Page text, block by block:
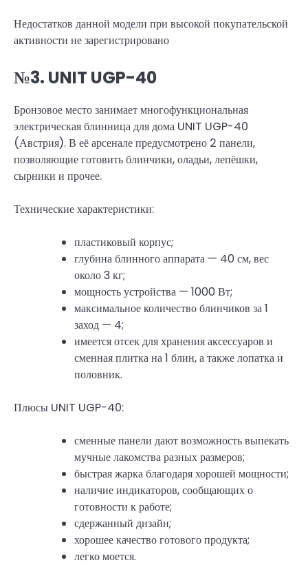
Недостатков данной модели при высокой покупательской
активности не зарегистрировано
№3. UNIT UGP-40
Бронзовое место занимает многофункциональная
электрическая блинница для дома UNIT UGP-40
(Австрия). В её арсенале предусмотрено 2 панели,
позволяющие готовить блинчики, оладьи, лепёшки,
сырники и прочее.
Технические характеристики:
пластиковый корпус;
глубина блинного аппарата — 40 см, вес
около 3 кг;
мощность устройства — 1000 Вт;
максимальное количество блинчиков за 1
заход — 4;
имеется отсек для хранения аксессуаров и
сменная плитка на 1 блин, а также лопатка и
половник.
Плюсы UNIT UGP-40:
сменные панели дают возможность выпекать
мучные лакомства разных размеров;
быстрая жарка благодаря хорошей мощности;
наличие индикаторов, сообщающих о
готовности к работе;
сдержанный дизайн;
хорошее качество готового продукта;
легко моется.